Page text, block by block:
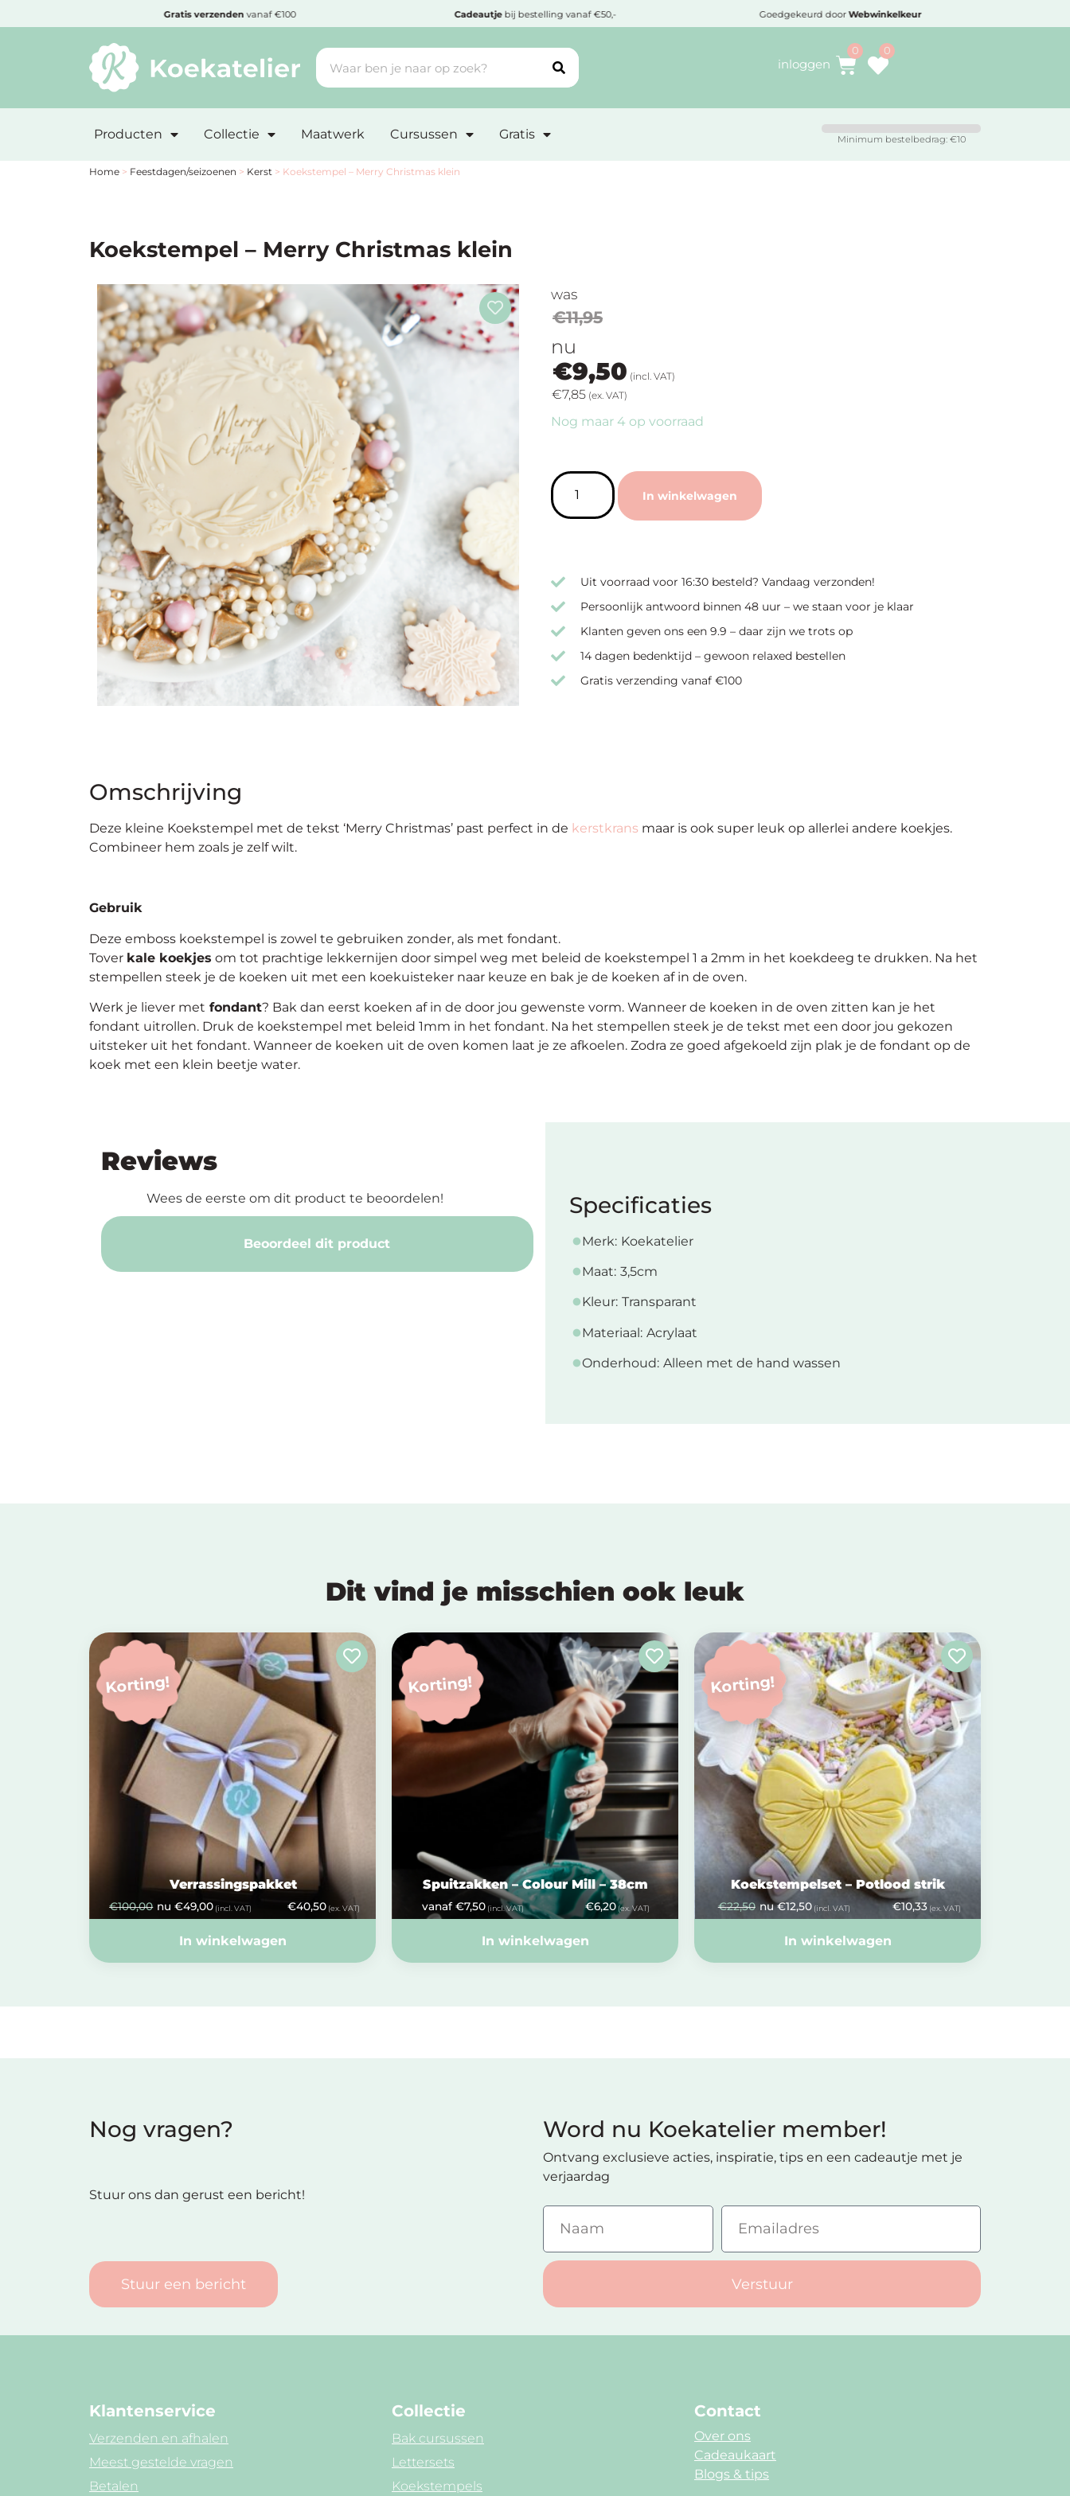
Gratis verzendenvanaf €100 Cadeautjebij bestelling vanaf €50,- Goedgekeurd doorWebwinkelkeur
inloggen
Producten Collectie Maatwerk Cursussen Gratis Minimum bestelbedrag: €10
Home > Feestdagen/seizoenen > Kerst > Koekstempel – Merry Christmas klein
Koekstempel – Merry Christmas klein
was
€11,95
nu
€9,50 (incl. VAT)
€7,85 (ex. VAT)
Nog maar 4 op voorraad
In winkelwagen
Uit voorraad voor 16:30 besteld? Vandaag verzonden!
Persoonlijk antwoord binnen 48 uur – we staan voor je klaar
Klanten geven ons een 9.9 – daar zijn we trots op
14 dagen bedenktijd – gewoon relaxed bestellen
Gratis verzending vanaf €100
Omschrijving
Deze kleine Koekstempel met de tekst ‘Merry Christmas’ past perfect in de kerstkrans maar is ook super leuk op allerlei andere koekjes.
Combineer hem zoals je zelf wilt.
Gebruik
Deze emboss koekstempel is zowel te gebruiken zonder, als met fondant.
Tover kale koekjes om tot prachtige lekkernijen door simpel weg met beleid de koekstempel 1 a 2mm in het koekdeeg te drukken. Na het
stempellen steek je de koeken uit met een koekuisteker naar keuze en bak je de koeken af in de oven.
Werk je liever met fondant? Bak dan eerst koeken af in de door jou gewenste vorm. Wanneer de koeken in de oven zitten kan je het
fondant uitrollen. Druk de koekstempel met beleid 1mm in het fondant. Na het stempellen steek je de tekst met een door jou gekozen
uitsteker uit het fondant. Wanneer de koeken uit de oven komen laat je ze afkoelen. Zodra ze goed afgekoeld zijn plak je de fondant op de
koek met een klein beetje water.
Reviews
Wees de eerste om dit product te beoordelen!
Beoordeel dit product
Specificaties
Merk: Koekatelier
Maat: 3,5cm
Kleur: Transparant
Materiaal: Acrylaat
Onderhoud: Alleen met de hand wassen
Dit vind je misschien ook leuk
Korting!
Verrassingspakket
€100,00 nu €49,00 (incl. VAT) €40,50(ex. VAT)
In winkelwagen
Korting!
Spuitzakken – Colour Mill – 38cm
vanaf €7,50(incl. VAT) €6,20(ex. VAT)
In winkelwagen
Korting!
Koekstempelset – Potlood strik
€22,50 nu €12,50(incl. VAT) €10,33 (ex. VAT)
In winkelwagen
Nog vragen?
Stuur ons dan gerust een bericht!
Stuur een bericht
Word nu Koekatelier member!
Ontvang exclusieve acties, inspiratie, tips en een cadeautje met je
verjaardag
Verstuur
Klantenservice
Verzenden en afhalen
Meest gestelde vragen
Betalen
Collectie
Bak cursussen
Lettersets
Koekstempels
Contact
Over ons
Cadeaukaart
Blogs & tips